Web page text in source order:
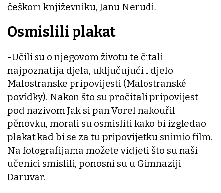
češkom književniku, Janu Nerudi.
Osmislili plakat
-Učili su o njegovom životu te čitali
najpoznatija djela, uključujući i djelo
Malostranske pripovijesti (Malostranské
povídky). Nakon što su pročitali pripovijest
pod nazivom Jak si pan Vorel nakouřil
pěnovku, morali su osmisliti kako bi izgledao
plakat kad bi se za tu pripovijetku snimio film.
Na fotografijama možete vidjeti što su naši
učenici smislili, ponosni su u Gimnaziji
Daruvar.